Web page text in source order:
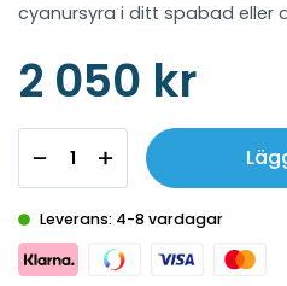
cyanursyra i ditt spabad eller
2 050 kr
Leverans: 4-8 vardagar